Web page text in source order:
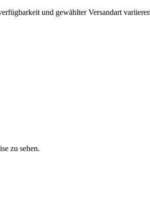
und gewählter Versandart
zu sehen.